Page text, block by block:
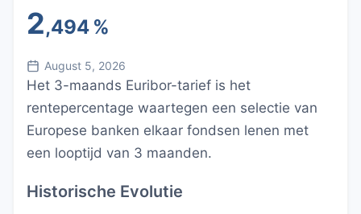
2,494 %
August 5, 2026
Het 3-maands Euribor-tarief is het
rentepercentage waartegen een selectie van
Europese banken elkaar fondsen lenen met
een looptijd van 3 maanden.
Historische Evolutie